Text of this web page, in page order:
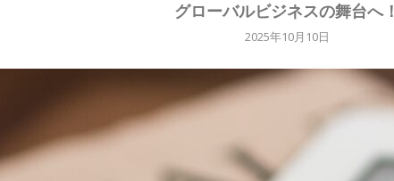
グローバルビジネスの舞台へ！
2025年10月10日